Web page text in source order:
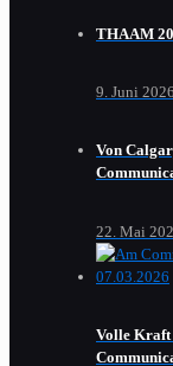
THAAM
9. Juni 2026
Von
22. Mai
Volle Kraft